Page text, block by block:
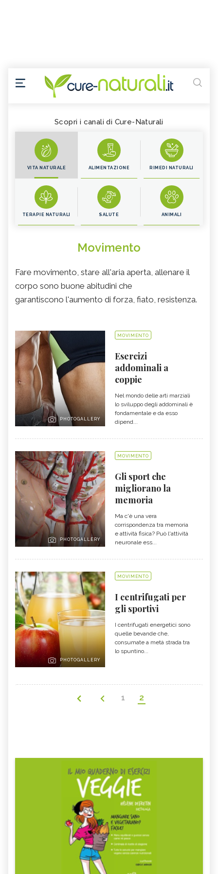
Scopri i canali di Cure-Naturali
VITA NATURALE ALIMENTAZIONE RIMEDI NATURALI
TERAPIE NATURALI SALUTE ANIMALI
Movimento
Fare movimento, stare all'aria aperta, allenare il
corpo sono buone abitudini che
garantiscono l'aumento di forza, fiato, resistenza.
PHOTOGALLERY
MOVIMENTO
Esercizi
addominali a
coppie
Nel mondo delle arti marziali
lo sviluppo degli addominali è
fondamentale e da esso
dipend...
PHOTOGALLERY
MOVIMENTO
Gli sport che
migliorano la
memoria
Ma c'è una vera
corrispondenza tra memoria
e attività fisica? Può l'attività
neuronale ess...
PHOTOGALLERY
MOVIMENTO
I centrifugati per
gli sportivi
I centrifugati energetici sono
quelle bevande che,
consumate a metà strada tra
lo spuntino...
1 2